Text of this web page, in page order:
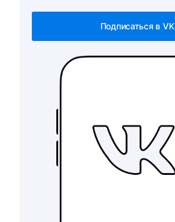
Подписаться в VK